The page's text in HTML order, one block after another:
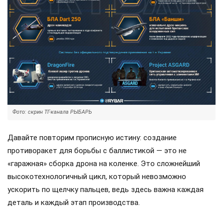
Фото: скрин ТГ-канала РЫБАРЬ
Давайте повторим прописную истину: создание
противоракет для борьбы с баллистикой — это не
«гаражная» сборка дрона на коленке. Это сложнейший
высокотехнологичный цикл, который невозможно
ускорить по щелчку пальцев, ведь здесь важна каждая
деталь и каждый этап производства.